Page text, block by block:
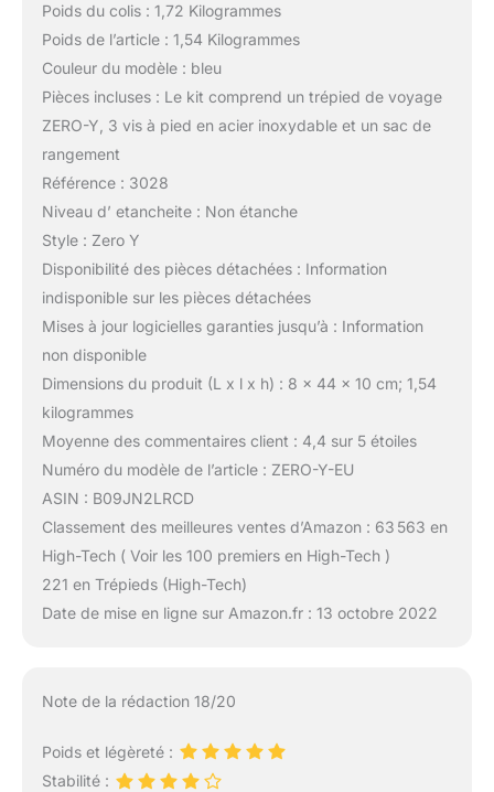
Poids du colis : 1,72 Kilogrammes
Poids de l’article : 1,54 Kilogrammes
Couleur du modèle : bleu
Pièces incluses : Le kit comprend un trépied de voyage
ZERO-Y, 3 vis à pied en acier inoxydable et un sac de
rangement
Référence : 3028
Niveau d’ etancheite : Non étanche
Style : Zero Y
Disponibilité des pièces détachées : Information
indisponible sur les pièces détachées
Mises à jour logicielles garanties jusqu’à : Information
non disponible
Dimensions du produit (L x l x h) : 8 x 44 x 10 cm; 1,54
kilogrammes
Moyenne des commentaires client : 4,4 sur 5 étoiles
Numéro du modèle de l’article : ZERO-Y-EU
ASIN : B09JN2LRCD
Classement des meilleures ventes d’Amazon : 63 563 en
High-Tech ( Voir les 100 premiers en High-Tech )
221 en Trépieds (High-Tech)
Date de mise en ligne sur Amazon.fr : 13 octobre 2022
Note de la rédaction 18/20
Poids et légèreté :
Stabilité :